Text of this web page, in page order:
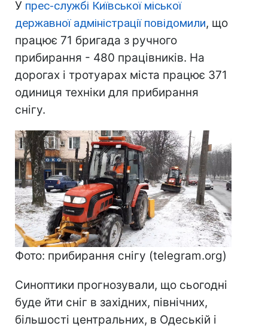
У прес-службі Київської міської
державної адміністрації повідомили, що
працює 71 бригада з ручного
прибирання - 480 працівників. На
дорогах і тротуарах міста працює 371
одиниця техніки для прибирання
снігу.
Фото: прибирання снігу (telegram.org)
Синоптики прогнозували, що сьогодні
буде йти сніг в західних, північних,
більшості центральних, в Одеській і